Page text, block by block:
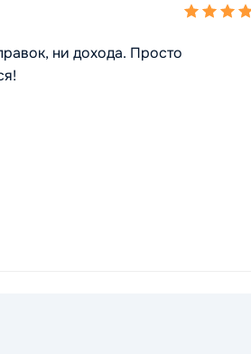
ни дохода. Просто